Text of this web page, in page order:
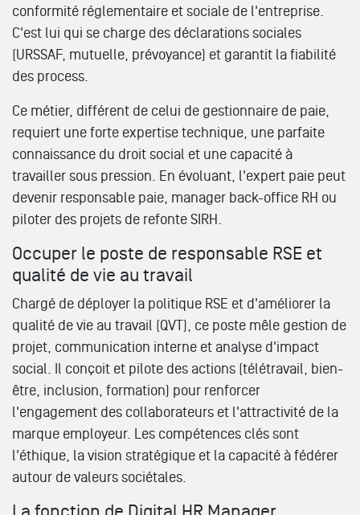
conformité réglementaire et sociale de l'entreprise.
C'est lui qui se charge des déclarations sociales
(URSSAF, mutuelle, prévoyance) et garantit la fiabilité
des process.
Ce métier, différent de celui de gestionnaire de paie,
requiert une forte expertise technique, une parfaite
connaissance du droit social et une capacité à
travailler sous pression. En évoluant, l'expert paie peut
devenir responsable paie, manager back-office RH ou
piloter des projets de refonte SIRH.
Occuper le poste de responsable RSE et
qualité de vie au travail
Chargé de déployer la politique RSE et d'améliorer la
qualité de vie au travail (QVT), ce poste mêle gestion de
projet, communication interne et analyse d'impact
social. Il conçoit et pilote des actions (télétravail, bien-
être, inclusion, formation) pour renforcer
l'engagement des collaborateurs et l'attractivité de la
marque employeur. Les compétences clés sont
l'éthique, la vision stratégique et la capacité à fédérer
autour de valeurs sociétales.